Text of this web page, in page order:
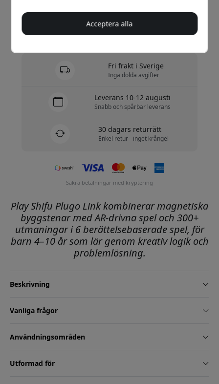
Köp nu
I lager - redo att skickas
Fri frakt i Sverige
Inga dolda avgifter
Leverans 10-12 augusti
Snabb och spårbar leverans
30 dagars returrätt
Enkel retur - inget krångel
Säkra betalningar med kryptering
Play Shifu Plugo Link kombinerar magnetiska
byggstenar med AR-drivna spel och 300+
utmaningar i 6 berättelsebaserade spel, för
barn 4–10 år som lär genom kreativ logik och
problemlösning.
Beskrivning
Vanliga frågor
Användningsområden
Utformad för
Acceptera alla